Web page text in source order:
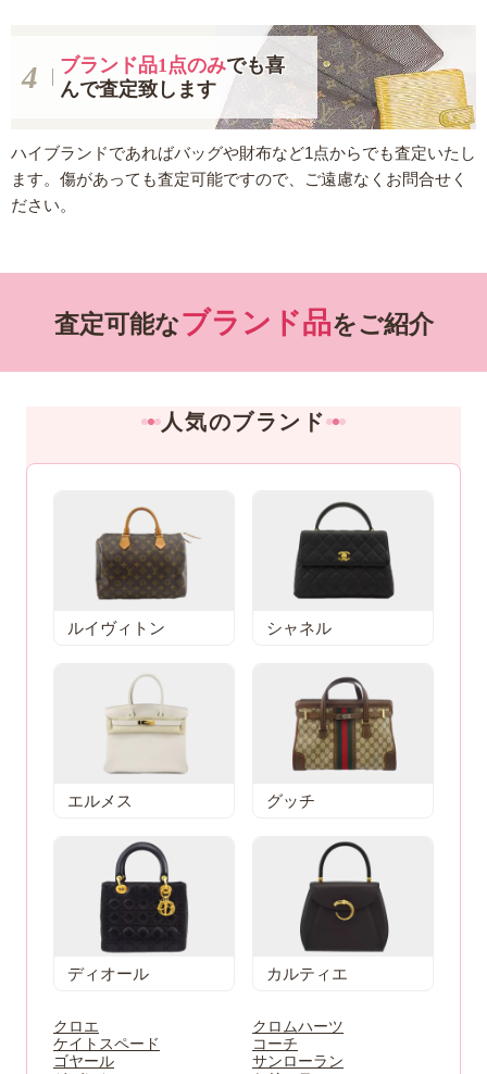
ブランド品1点のみでも喜
んで査定致します
ハイブランドであればバッグや財布など1点からでも査定いたし
ます。傷があっても査定可能ですので、ご遠慮なくお問合せく
ださい。
査定可能なブランド品をご紹介
人気のブランド
ルイヴィトン シャネル
エルメス グッチ
ディオール カルティエ
クロエ
クロムハーツ
ケイトスペード
コーチ
ゴヤール
サンローラン